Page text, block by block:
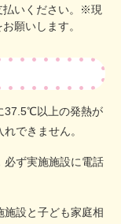
払いください。※現
願いします。
37.5℃以上の発熱が
できません。
ず実施施設に電話
設と子ども家庭相